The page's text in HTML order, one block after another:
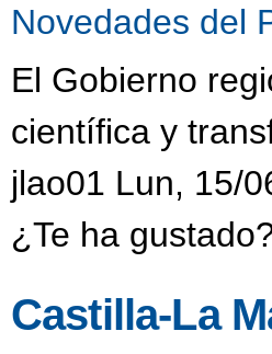
Novedades del
El Gobierno
científica y
jlao01 Lun, 15/
¿Te ha
Castilla-La